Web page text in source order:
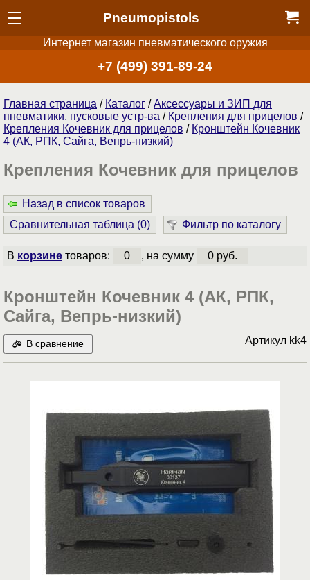
Pneumopistols
Интернет магазин пневматического оружия
+7 (499) 391-89-24
Главная страница / Каталог /Аксессуары и ЗИП для
пневматики, пусковые устр-ва / Крепления для прицелов /
Крепления Кочевник для прицелов / Кронштейн Кочевник
4 (АК, РПК, Сайга, Вепрь-низкий)
Крепления Кочевник для прицелов
Назад в список товаров
Сравнительная таблица (0) Фильтр по каталогу
В корзинетоваров: 0 , на сумму 0 руб.
Кронштейн Кочевник 4 (АК, РПК,
Сайга, Вепрь-низкий)
В сравнение Артикул kk4